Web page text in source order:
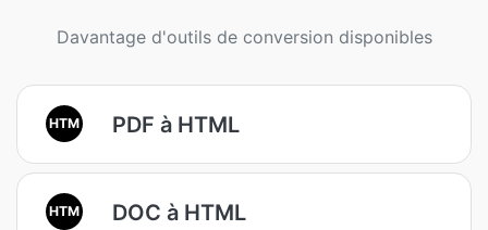
Davantage d'outils de conversion disponibles
HTM PDF à HTML
HTM DOC à HTML